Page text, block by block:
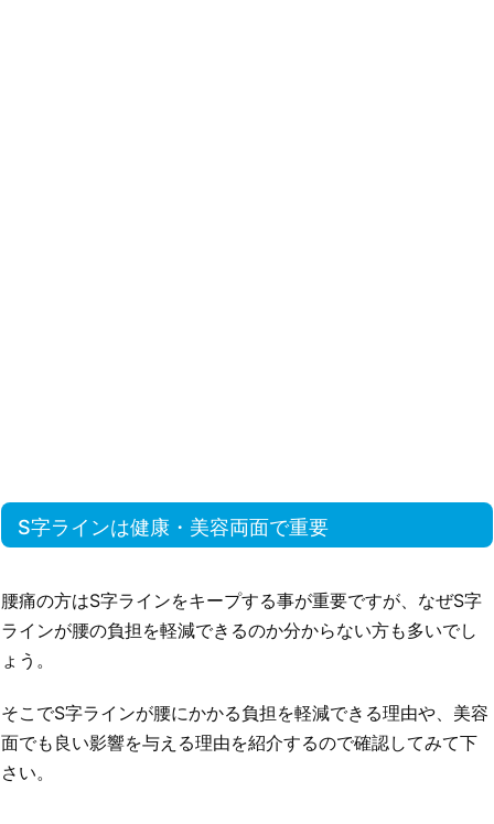
S字ラインは健康・美容両面で重要
腰痛の方はS字ラインをキープする事が重要ですが、なぜS字
ラインが腰の負担を軽減できるのか分からない方も多いでし
ょう。
そこでS字ラインが腰にかかる負担を軽減できる理由や、美容
面でも良い影響を与える理由を紹介するので確認してみて下
さい。